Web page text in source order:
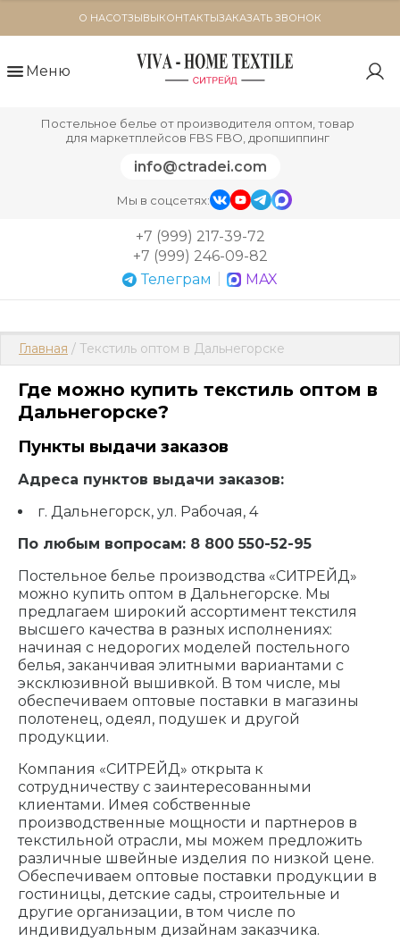
О НАСОТЗЫВЫКОНТАКТЫЗАКАЗАТЬ ЗВОНОК
Меню
Постельное белье от производителя оптом, товар
для маркетплейсов FBS FBO, дропшиппинг
info@ctradei.com
Мы в соцсетях:
+7 (999) 217-39-72
+7 (999) 246-09-82
Телеграм
MAX
Главная / Текстиль оптом в Дальнегорске
Где можно купить текстиль оптом в
Дальнегорске?
Пункты выдачи заказов
Адреса пунктов выдачи заказов:
г. Дальнегорск, ул. Рабочая, 4
По любым вопросам: 8 800 550-52-95
Постельное белье производства «СИТРЕЙД»
можно купить оптом в Дальнегорске. Мы
предлагаем широкий ассортимент текстиля
высшего качества в разных исполнениях:
начиная с недорогих моделей постельного
белья, заканчивая элитными вариантами с
эксклюзивной вышивкой. В том числе, мы
обеспечиваем оптовые поставки в магазины
полотенец, одеял, подушек и другой
продукции.
Компания «СИТРЕЙД» открыта к
сотрудничеству с заинтересованными
клиентами. Имея собственные
производственные мощности и партнеров в
текстильной отрасли, мы можем предложить
различные швейные изделия по низкой цене.
Обеспечиваем оптовые поставки продукции в
гостиницы, детские сады, строительные и
другие организации, в том числе по
индивидуальным дизайнам заказчика.